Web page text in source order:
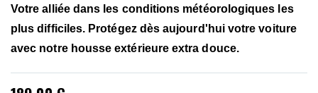
Votre alliée dans les conditions météorologiques les
plus difficiles. Protégez dès aujourd'hui votre voiture
avec notre housse extérieure extra douce.